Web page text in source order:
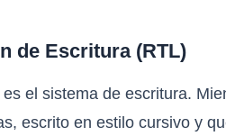
de Escritura (RTL)
el sistema de escritura.
escrito en estilo cursivo y